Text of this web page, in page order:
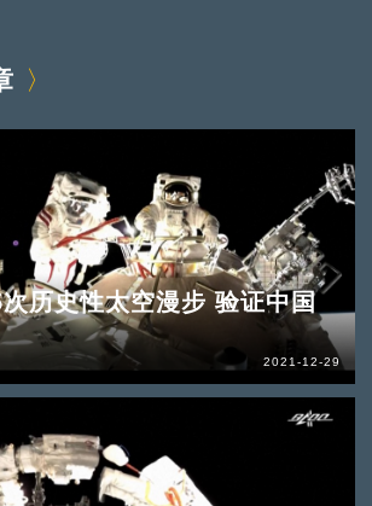
历史性太空漫步 验证中国
2021-12-29